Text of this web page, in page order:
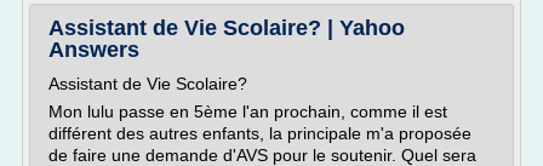
Assistant de Vie Scolaire? | Yahoo
Answers
Assistant de Vie Scolaire?
Mon lulu passe en 5ème l'an prochain, comme il est
différent des autres enfants, la principale m'a proposée
de faire une demande d'AVS pour le soutenir. Quel sera